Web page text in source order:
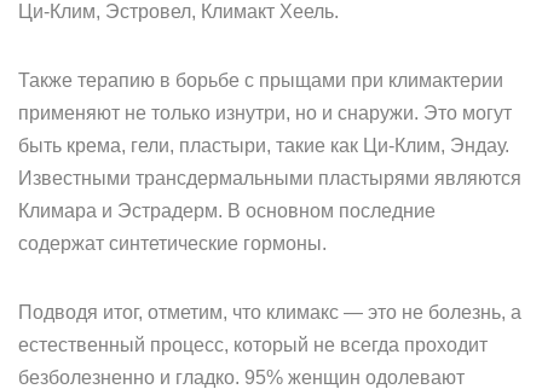
Ци-Клим, Эстровел, Климакт Хеель.
Также терапию в борьбе с прыщами при климактерии
применяют не только изнутри, но и снаружи. Это могут
быть крема, гели, пластыри, такие как Ци-Клим, Эндау.
Известными трансдермальными пластырями являются
Климара и Эстрадерм. В основном последние
содержат синтетические гормоны.
Подводя итог, отметим, что климакс — это не болезнь, а
естественный процесс, который не всегда проходит
безболезненно и гладко. 95% женщин одолевают